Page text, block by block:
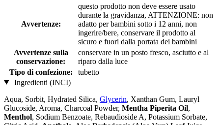
Avvertenze:
questo prodotto non deve essere usato
durante la gravidanza, ATTENZIONE: non
adatto per bambini sotto i 12 anni, non
ingerire/bere, conservare il prodotto al
sicuro e fuori dalla portata dei bambini
Avvertenze sulla
conservazione:
conservare in un posto fresco, asciutto e al
riparo dalla luce
Tipo di confezione:
tubetto
Ingredienti (INCI)
Aqua, Sorbit, Hydrated Silica, Glycerin, Xanthan Gum, Lauryl
Glucoside, Aroma, Charcoal Powder, Mentha Piperita Oil,
Menthol, Sodium Benzoate, Rebaudioside A, Potassium Sorbate,